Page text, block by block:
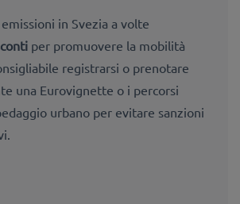
in Svezia a volte
per promuovere la mobilità
registrarsi o prenotare
una Eurovignette o i percorsi
urbano per evitare sanzioni